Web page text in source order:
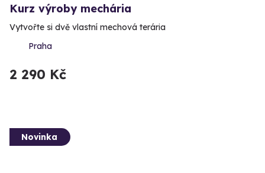
Kurz výroby mechária
Vytvořte si dvě vlastní mechová terária
Praha
2 290 Kč
Novinka